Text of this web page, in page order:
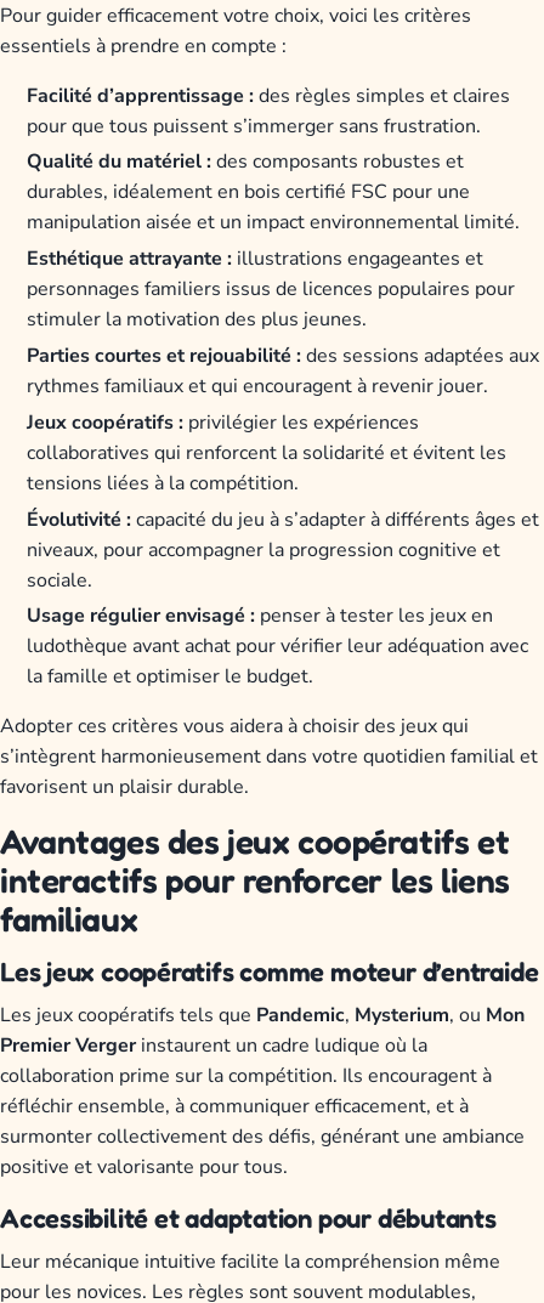
Pour guider efficacement votre choix, voici les critères
essentiels à prendre en compte :
Facilité d’apprentissage :des règles simples et claires
pour que tous puissent s’immerger sans frustration.
Qualité du matériel :des composants robustes et
durables, idéalement en bois certifié FSC pour une
manipulation aisée et un impact environnemental limité.
Esthétique attrayante : illustrations engageantes et
personnages familiers issus de licences populaires pour
stimuler la motivation des plus jeunes.
Parties courtes et rejouabilité :des sessions adaptées aux
rythmes familiaux et qui encouragent à revenir jouer.
Jeux coopératifs : privilégier les expériences
collaboratives qui renforcent la solidarité et évitent les
tensions liées à la compétition.
Évolutivité :capacité du jeu à s’adapter à différents âges et
niveaux, pour accompagner la progression cognitive et
sociale.
Usage régulier envisagé : penser à tester les jeux en
ludothèque avant achat pour vérifier leur adéquation avec
la famille et optimiser le budget.
Adopter ces critères vous aidera à choisir des jeux qui
s’intègrent harmonieusement dans votre quotidien familial et
favorisent un plaisir durable.
Avantages des jeux coopératifs et
interactifs pour renforcer les liens
familiaux
Les jeux coopératifs comme moteur d’entraide
Les jeux coopératifs tels que Pandemic, Mysterium, ou Mon
Premier Vergerinstaurent un cadre ludique où la
collaboration prime sur la compétition. Ils encouragent à
réfléchir ensemble, à communiquer efficacement, et à
surmonter collectivement des défis, générant une ambiance
positive et valorisante pour tous.
Accessibilité et adaptation pour débutants
Leur mécanique intuitive facilite la compréhension même
pour les novices. Les règles sont souvent modulables,